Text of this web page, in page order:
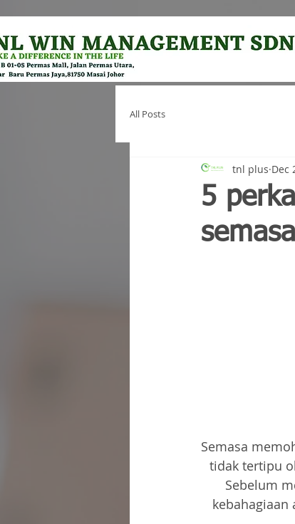
All Posts
5
tnl plus Dec
Semasa
tidak tertipu
Sebelum
kebahagiaan